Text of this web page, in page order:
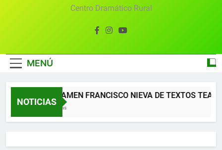
Centro Dramático Rural
MENÚ
NOTICIAS
XII CERTAMEN FRANCISCO NIEVA DE TEXTOS
2 Meses Atrás